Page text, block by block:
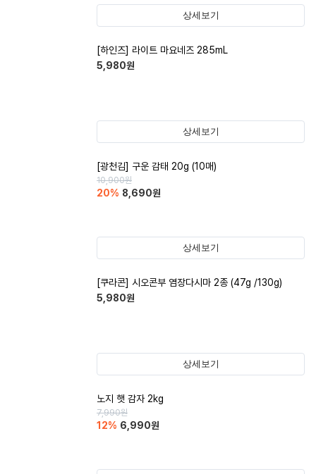
상세보기
[하인즈] 라이트 마요네즈 285mL
5,980원
상세보기
[광천김] 구운 감태 20g (10매)
10,900원
20% 8,690원
상세보기
[쿠라콘] 시오콘부 염장다시마 2종 (47g /130g)
5,980원
상세보기
노지 햇 감자 2kg
7,990원
12% 6,990원